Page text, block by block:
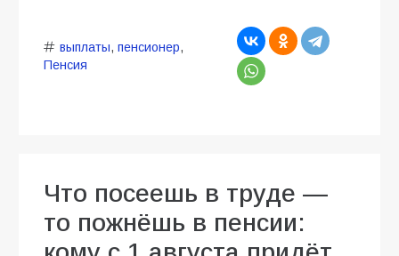
выплаты, пенсионер,
Пенсия
Что посеешь в труде —
то пожнёшь в пенсии: